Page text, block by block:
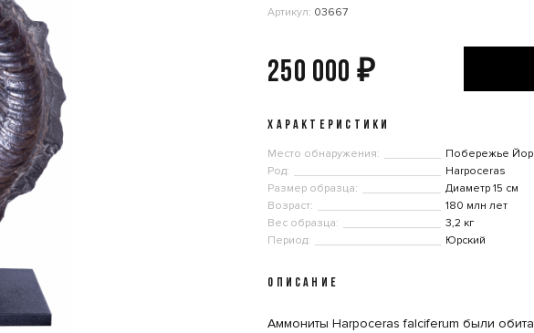
Артикул: 03667
250 000 ₽
ХАРАКТЕРИСТИКИ
Место обнаружения:
Побережье
Род:
Harpoceras
Размер образца:
Диаметр 15 см
Возраст:
180 млн лет
Вес образца:
3,2 кг
Период:
Юрский
ОПИСАНИЕ
Аммониты Harpoceras falciferum были